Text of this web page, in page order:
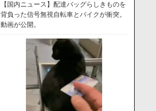
【国内ニュース】配達バッグらしきものを
背負った信号無視自転車とバイクが衝突。
動画が公開。